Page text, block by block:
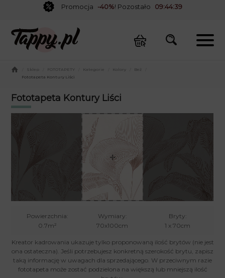
Promocja -40%! Pozostało 09:44:39
Sklep FOTOTAPETY Kategorie Kolory Beż
Fototapeta Kontury Liści
Fototapeta Kontury Liści
Powierzchnia:
0.7m²
Wymiary:
70x100cm
Bryty:
1 x 70cm
Kreator kadrowania ukazuje tylko proponowaną ilość brytów (nie jest
ona ostateczna). Jeśli potrzebujesz konkretną szerokość brytu, zapisz
taką informację w uwagach dla sprzedającego. W przeciwnym razie
fototapeta może zostać podzielona na większą lub mniejszą ilość